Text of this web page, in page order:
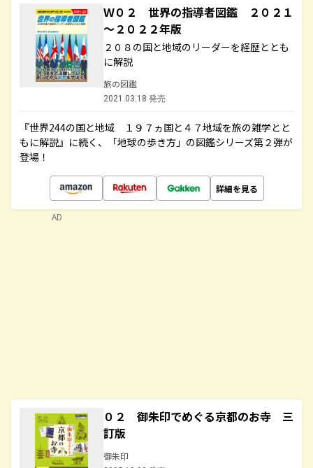
Ｗ０２ 世界の指導者図鑑 ２０２１
～２０２２年版
２０８の国と地域のリーダーを経歴ととも
に解説
旅の図鑑
2021.03.18 発売
『世界244の国と地域 １９７ヵ国と４７地域を旅の雑学とと
もに解説』に続く、「地球の歩き方」の図鑑シリーズ第２弾が
登場！
詳細を見る
０２ 御朱印でめぐる京都のお寺 三
訂版
御朱印
AD